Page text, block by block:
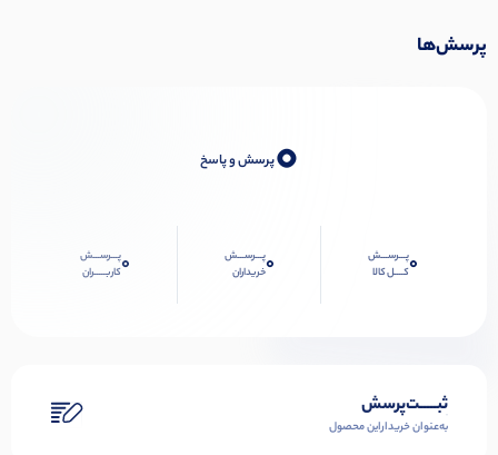
پرسش‌ها
0پرسش و پاسخ
0پـــرســـش
کــــل کالا
0پـــرســـش
خریداران
0پـــرســـش
کاربـــــران
ثبـــــت‌پرسش
به‌عنوان ‌خریدار‌این‌ محصول